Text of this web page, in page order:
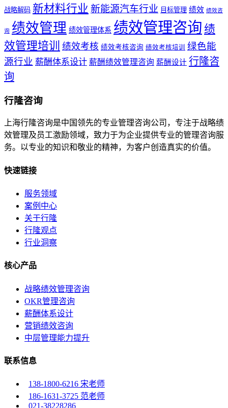
战略解码 新材料行业 新能源汽车行业 目标管理 绩效 绩效咨
询 绩效管理 绩效管理体系 绩效管理咨询 绩
效管理培训 绩效考核 绩效考核咨询 绩效考核培训
绿色能
源行业 薪酬体系设计 薪酬绩效管理咨询 薪酬设计 行隆咨
询
行隆咨询
上海行隆咨询是中国领先的专业管理咨询公司，专注于战略绩
效管理及员工激励领域，致力于为企业提供专业的管理咨询服
务。以专业的知识和敬业的精神，为客户创造真实的价值。
快速链接
服务领域
案例中心
关于行隆
行隆观点
行业洞察
核心产品
战略绩效管理咨询
OKR管理咨询
薪酬体系设计
营销绩效咨询
中层管理能力提升
联系信息
138-1800-6216 宋老师
186-1631-3725 范老师
021-38228286